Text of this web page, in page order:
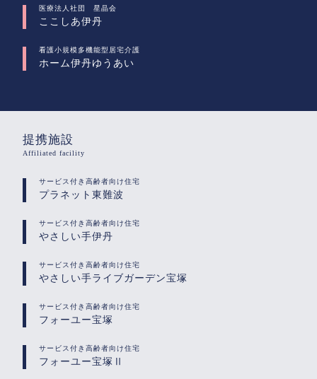
医療法人社団 星晶会
ここしあ伊丹
看護小規模多機能型居宅介護
ホーム伊丹ゆうあい
提携施設
Affiliated facility
サービス付き高齢者向け住宅
プラネット東難波
サービス付き高齢者向け住宅
やさしい手伊丹
サービス付き高齢者向け住宅
やさしい手ライブガーデン宝塚
サービス付き高齢者向け住宅
フォーユー宝塚
サービス付き高齢者向け住宅
フォーユー宝塚Ⅱ